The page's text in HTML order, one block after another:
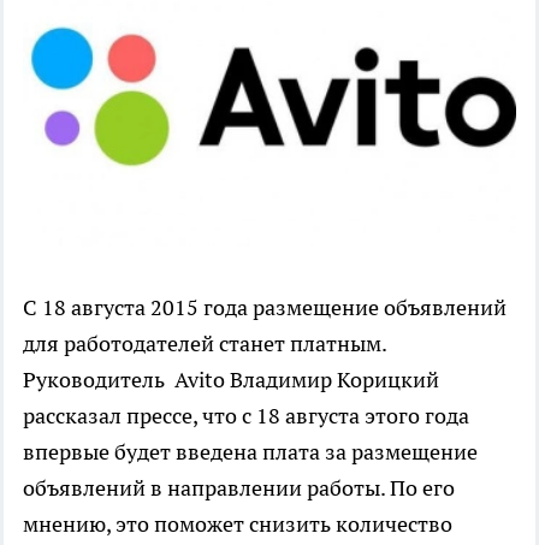
С 18 августа 2015 года размещение объявлений
для работодателей станет платным.
Руководитель Avito Владимир Корицкий
рассказал прессе, что с 18 августа этого года
впервые будет введена плата за размещение
объявлений в направлении работы. По его
мнению, это поможет снизить количество